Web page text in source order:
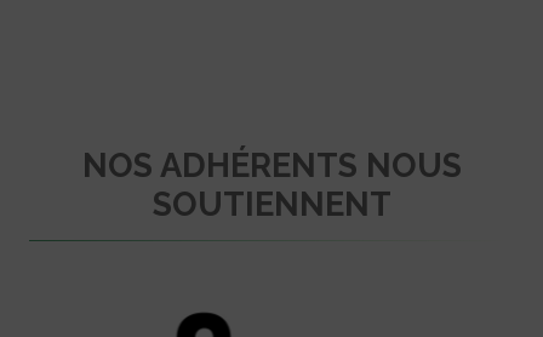
NOS ADHÉRENTS NOUS
SOUTIENNENT